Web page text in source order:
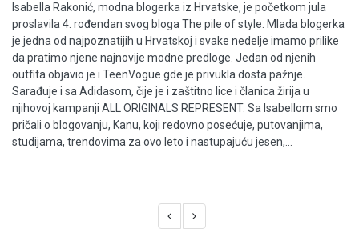
Isabella Rakonić, modna blogerka iz Hrvatske, je početkom jula
proslavila 4. rođendan svog bloga The pile of style. Mlada blogerka
je jedna od najpoznatijih u Hrvatskoj i svake nedelje imamo prilike
da pratimo njene najnovije modne predloge. Jedan od njenih
outfita objavio je i TeenVogue gde je privukla dosta pažnje.
Sarađuje i sa Adidasom, čije je i zaštitno lice i članica žirija u
njihovoj kampanji ALL ORIGINALS REPRESENT. Sa Isabellom smo
pričali o blogovanju, Kanu, koji redovno posećuje, putovanjima,
studijama, trendovima za ovo leto i nastupajuću jesen,...